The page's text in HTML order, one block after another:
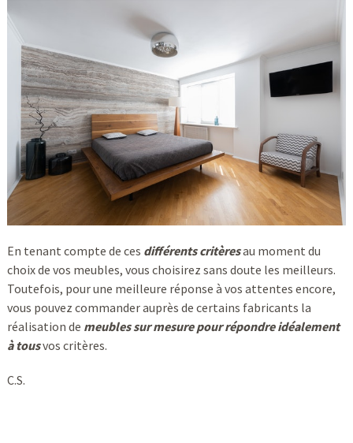
En tenant compte de ces différents critèresau moment du
choix de vos meubles, vous choisirez sans doute les meilleurs.
Toutefois, pour une meilleure réponse à vos attentes encore,
vous pouvez commander auprès de certains fabricants la
réalisation de meubles sur mesure pour répondre idéalement
à tousvos critères.
C.S.